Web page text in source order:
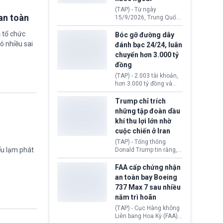
toàn
tổ chức
nhiều sai
lạm phát
đến ổ dịch Salmonella
khiến ít nhất 110 người
mắc bệnh tại bang
Minnesota.
(TAP) - Từ ngày
15/9/2026, Trung Quốc
áp dụng quy định mới về
quản lý xuất nhập cảnh.
Một hành vi vi phạm giấy
tờ, xuất nhập cảnh trái
phép hay liên quan kiểm
soát công nghệ có thể
khiến công dân Trung
Quốc đối mặt lệnh cấm
xuất cảnh kéo dài tới 3
năm. Trong khi đó, người
nước ngoài sử dụng giấy
tờ giả có nguy cơ bị từ
chối nhập cảnh hoặc
cấm vào Trung Quốc tới
5 năm.
Bóc gỡ đường dây
đánh bạc 24/24, luân
chuyển hơn 3.000 tỷ
đồng
(TAP) - 2.003 tài khoản,
hơn 3.000 tỷ đồng và
một đường dây đánh
bạc xuyên quốc gia vận
hành 24/24 giờ vừa bị
Công an TP. Hải Phòng
(Việt Nam) bóc gỡ.
Trump chỉ trích
những tập đoàn dầu
khí thu lợi lớn nhờ
cuộc chiến ở Iran
(TAP) - Tổng thống
Donald Trump tin rằng, 2
tập đoàn dầu khí
ExxonMobil và Chevron
đã thu về lợi nhuận quá
lớn nhờ giá dầu tăng
mạnh suốt thời gian Hoa
Kỳ xảy ra xung đột ở
Iran. Trên cơ sở đó, lãnh
đạo Nhà Trắng kêu gọi
các doanh nghiệp cần
FAA cấp chứng nhận
an toàn bay Boeing
737 Max 7 sau nhiều
năm trì hoãn
(TAP) - Cục Hàng không
Liên bang Hoa Kỳ (FAA)